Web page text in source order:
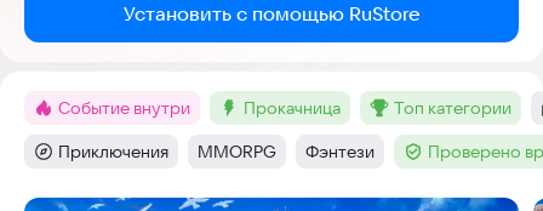
Установить с помощью RuStore
Метка:
Событие внутри Метка:
прокачница Метка:
топ категории
Категория:
Приключения Тег:
MMORPG Тег:
Фэнтези Тег :Проверено